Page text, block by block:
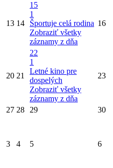
13 14
15
1
Športuje celá rodina
Zobraziť všetky
záznamy z dňa
16
20 21
22
1
Letné kino pre
dospelých
Zobraziť všetky
záznamy z dňa
23
27 28 29 30
3 4 5 6